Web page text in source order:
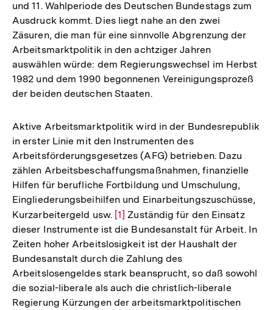
und 11. Wahlperiode des Deutschen Bundestags zum
Ausdruck kommt. Dies liegt nahe an den zwei
Zäsuren, die man für eine sinnvolle Abgrenzung der
Arbeitsmarktpolitik in den achtziger Jahren
auswählen würde: dem Regierungswechsel im Herbst
1982 und dem 1990 begonnenen Vereinigungsprozeß
der beiden deutschen Staaten.
Aktive Arbeitsmarktpolitik wird in der Bundesrepublik
in erster Linie mit den Instrumenten des
Arbeitsförderungsgesetzes (AFG) betrieben. Dazu
zählen Arbeitsbeschaffungsmaßnahmen, finanzielle
Hilfen für berufliche Fortbildung und Umschulung,
Eingliederungsbeihilfen und Einarbeitungszuschüsse,
Kurzarbeitergeld usw. Zur
Auflösung
der
Fußnote
[1] Zuständig für den Einsatz
dieser Instrumente ist die Bundesanstalt für Arbeit. In
Zeiten hoher Arbeitslosigkeit ist der Haushalt der
Bundesanstalt durch die Zahlung des
Arbeitslosengeldes stark beansprucht, so daß sowohl
die sozial-liberale als auch die christlich-liberale
Regierung Kürzungen der arbeitsmarktpolitischen